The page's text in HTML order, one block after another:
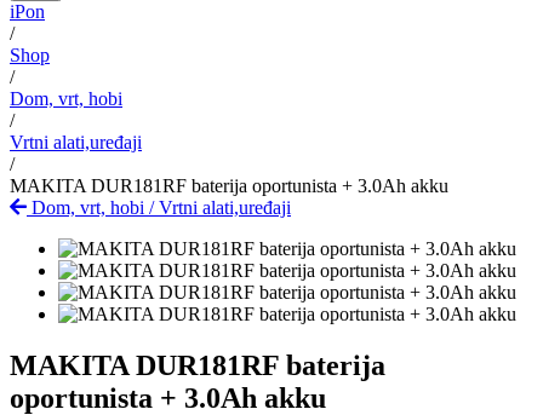
iPon
/
Shop
/
Dom, vrt, hobi
/
Vrtni alati,uređaji
/
MAKITA DUR181RF baterija oportunista + 3.0Ah akku
Dom, vrt, hobi /Vrtni alati,uređaji
MAKITA DUR181RF baterija
oportunista + 3.0Ah akku